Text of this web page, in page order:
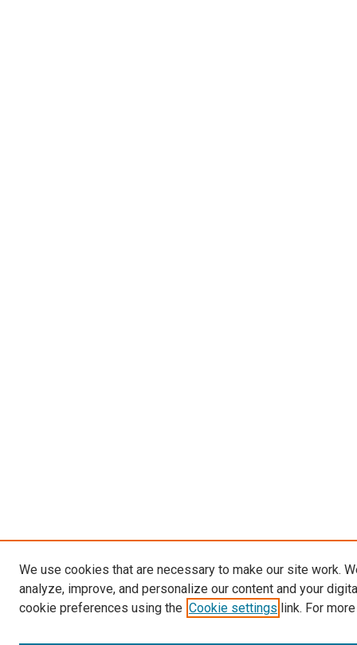
We use cookies that are necessary to make our site work.
analyze, improve, and personalize our content and your
cookie preferences using the Cookie settings link. For